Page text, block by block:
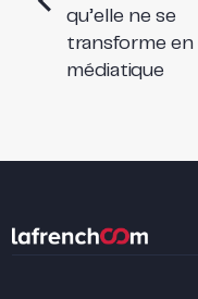
qu’elle ne se
transforme en
médiatique